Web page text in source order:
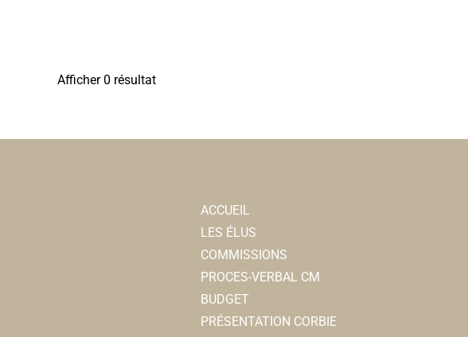
Afficher 0 résultat
ACCUEIL
LES ÉLUS
COMMISSIONS
PROCES-VERBAL CM
BUDGET
PRÉSENTATION CORBIE